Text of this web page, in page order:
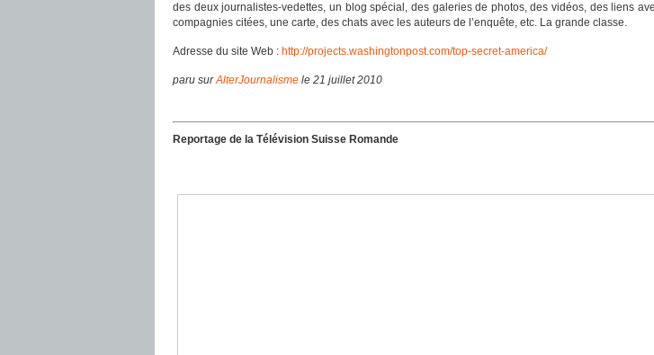
des deux journalistes-vedettes, un blog spécial, des galeries de photos, des vidéos, des liens
compagnies citées, une carte, des chats avec les auteurs de l’enquête, etc. La grande classe.
Adresse du site Web : http://projects.washingtonpost.com/top-secret-america/
paru surAlterJournalisme le 21 juillet 2010
Reportage de la Télévision Suisse Romande